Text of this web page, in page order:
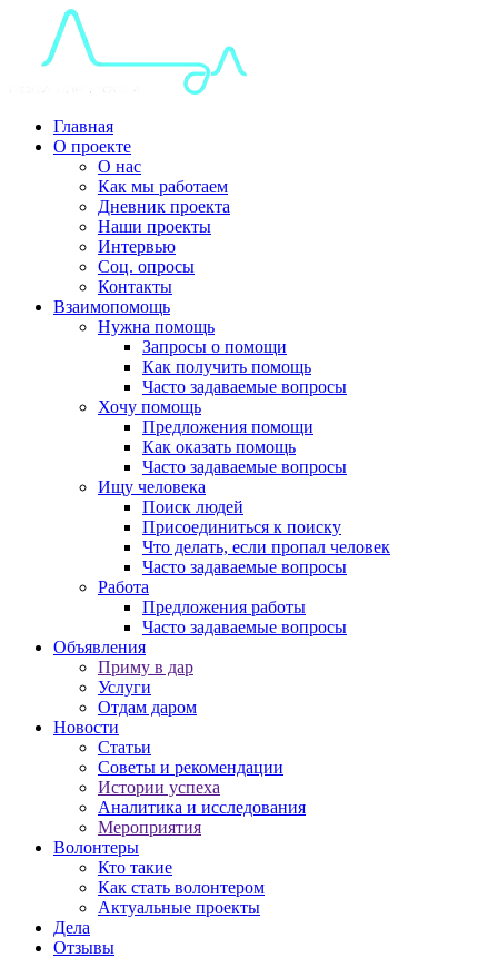
Главная
О проекте
О нас
Как мы работаем
Дневник проекта
Наши проекты
Интервью
Соц. опросы
Контакты
Взаимопомощь
Нужна помощь
Запросы о помощи
Как получить помощь
Часто задаваемые вопросы
Хочу помощь
Предложения помощи
Как оказать помощь
Часто задаваемые вопросы
Ищу человека
Поиск людей
Присоединиться к поиску
Что делать, если пропал человек
Часто задаваемые вопросы
Работа
Предложения работы
Часто задаваемые вопросы
Объявления
Приму в дар
Услуги
Отдам даром
Новости
Статьи
Советы и рекомендации
Истории успеха
Аналитика и исследования
Мероприятия
Волонтеры
Кто такие
Как стать волонтером
Актуальные проекты
Дела
Отзывы